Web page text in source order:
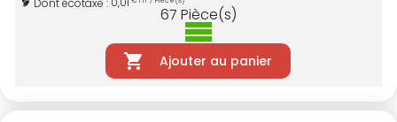
67 Pièce(s)
Ajouter au panier